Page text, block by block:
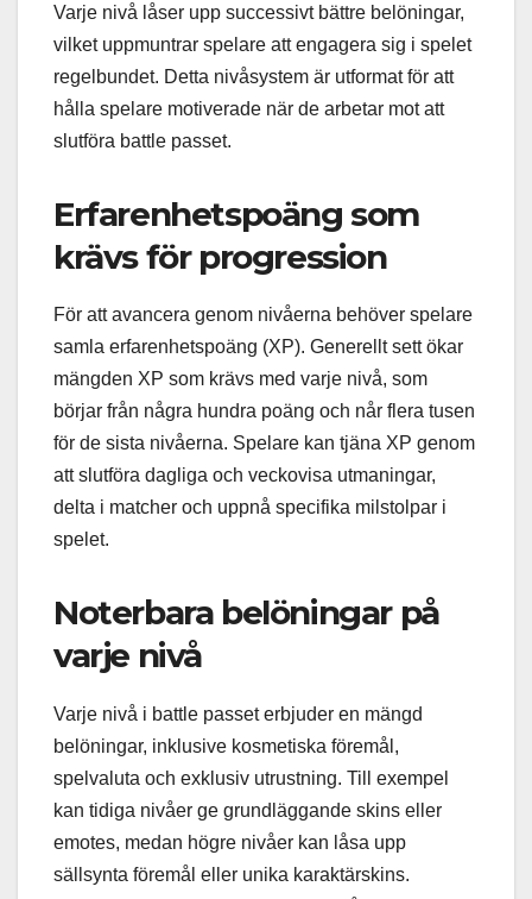
Varje nivå låser upp successivt bättre belöningar,
vilket uppmuntrar spelare att engagera sig i spelet
regelbundet. Detta nivåsystem är utformat för att
hålla spelare motiverade när de arbetar mot att
slutföra battle passet.
Erfarenhetspoäng som
krävs för progression
För att avancera genom nivåerna behöver spelare
samla erfarenhetspoäng (XP). Generellt sett ökar
mängden XP som krävs med varje nivå, som
börjar från några hundra poäng och når flera tusen
för de sista nivåerna. Spelare kan tjäna XP genom
att slutföra dagliga och veckovisa utmaningar,
delta i matcher och uppnå specifika milstolpar i
spelet.
Noterbara belöningar på
varje nivå
Varje nivå i battle passet erbjuder en mängd
belöningar, inklusive kosmetiska föremål,
spelvaluta och exklusiv utrustning. Till exempel
kan tidiga nivåer ge grundläggande skins eller
emotes, medan högre nivåer kan låsa upp
sällsynta föremål eller unika karaktärskins.